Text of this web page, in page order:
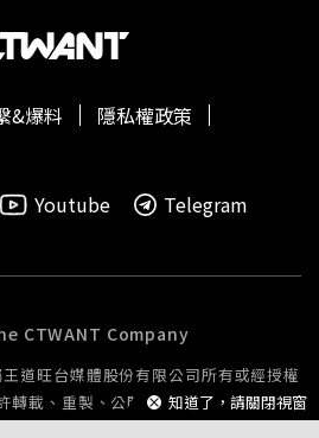
知道了，請關閉視窗
&爆料
隱私權政策
Youtube Telegram
CTWANT Company
道旺台媒體股份有限公司所有或經授權
轉載、重製、公開播送或公開傳輸。